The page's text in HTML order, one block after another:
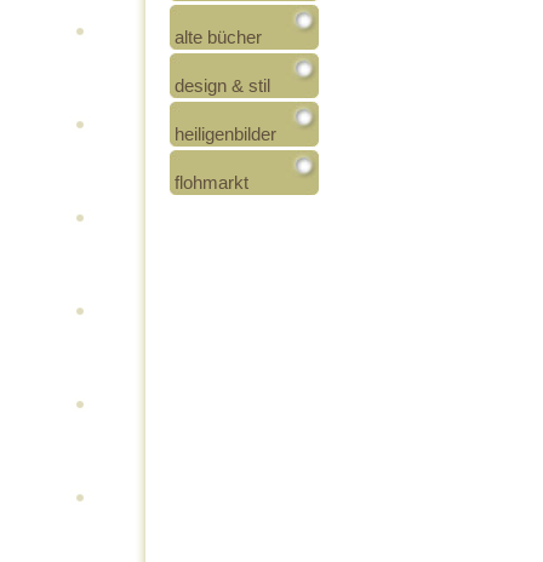
alte bücher
design & stil
heiligenbilder
flohmarkt